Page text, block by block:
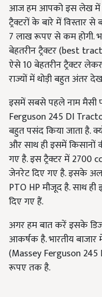
आज हम आपको इस लेख में
ट्रैक्टरों के बारे में विस्तार
7 लाख रूपए से कम होगी.
बेहतरीन ट्रैक्टर (best
ऐसे 10 बेहतरीन ट्रैक्टर
राज्यों में थोड़ी बहुत अंतर
इसमें सबसे पहले नाम मैसी
Ferguson 245 DI
बहुत पसंद किया जाता है.
और साथ ही इसमें किसानों
गए है. इस ट्रैक्टर में 2700
जेनरेट दिए गए है. इसके
PTO HP मौजूद है. साथ ही
दिए गए हैं.
अगर हम बात करें इसके
आकर्षक है. भारतीय
(Massey Ferguson
रूपए तक है.